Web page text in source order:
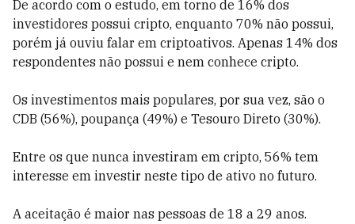
De acordo com o estudo, em torno de 16% dos
investidores possui cripto, enquanto 70% não possui,
porém já ouviu falar em criptoativos. Apenas 14% dos
respondentes não possui e nem conhece cripto.
Os investimentos mais populares, por sua vez, são o
CDB (56%), poupança (49%) e Tesouro Direto (30%).
Entre os que nunca investiram em cripto, 56% tem
interesse em investir neste tipo de ativo no futuro.
A aceitação é maior nas pessoas de 18 a 29 anos.